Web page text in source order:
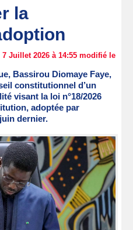
la
Juillet 2026 à 14:55 modifié le
Bassirou Diomaye Faye,
constitutionnel d’un
visant la loi n°18/2026
adoptée par
dernier.